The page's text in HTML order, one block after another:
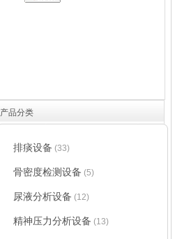
产品分类
排痰设备 (33)
骨密度检测设备 (5)
尿液分析设备 (12)
精神压力分析设备 (13)